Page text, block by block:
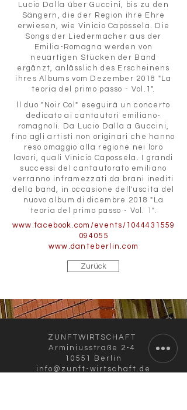
Lucio Dalla über Guccini, bis zu den
Sängern, die der Region ihre Ehre
erwiesen, wie Vinicio Capossela. Die
Songs der Liedermacher aus der
Emilia-Romagna werden von
neuartigen Stücken der Band
ergänzt, anlässlich des Erscheinens
ihres Albums vom Dezember 2018 "La
teoria del primo passo - Vol.1".
ll duo "Noir Col" eseguirá un concerto
dedicato ai cantautori emiliano-
romagnoli. Da Lucio Dalla a Guccini,
fino agli artisti non originari che hanno
reso omaggio alla regione nei loro
lavori, quali Vinicio Capossela. I grandi
successi del cantautorato emiliano
verranno inframezzati da brani inediti
della band, in occasione dell'uscita del
nuovo album di dicembre 2018 "La
teoria del primo passo - Vol. 1".
www.facebook.com/events/1044431559
094055
www.danteberlin.com
Zurück
ZUNFTWIRTSCHAFT
Arminiusstraße 2-4
10551 Berlin
info@zunft-wirtschaft.de